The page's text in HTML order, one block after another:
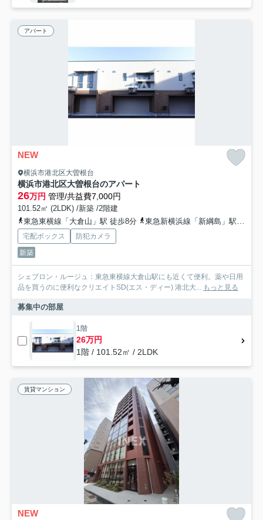
アパート
NEW
横浜市港北区大曽根台
横浜市港北区大曽根台のアパート
26万円 管理/共益費7,000円
101.52㎡ (2LDK) /新築 /2階建
東急東横線「大倉山」駅 徒歩8分
東急新横浜線「新綱島」駅 徒歩17分
宅配ボックス
防犯カメラ
新築
シェブロン・ルージュ：東急東横線大倉山駅にも近くて便利。薬や日用
品を買うのに便利なクリエイトSD(エス・ディー) 港北大... もっと見る
募集中の部屋
1階
26万円
1階 / 101.52㎡ / 2LDK
賃貸マンション
NEW